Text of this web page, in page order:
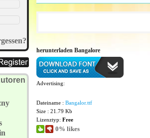
herunterladen Bangalore
Advertising:
Dateiname : Bangalor.ttf
Size : 21.79 Kb
Lizenztyp: Free
0% likes